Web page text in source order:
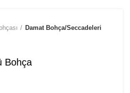
Damat Bohça/Seccadeleri
Bohça